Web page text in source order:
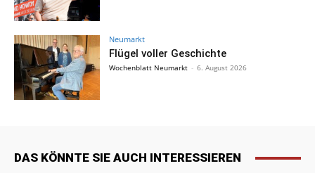
Neumarkt
Flügel voller Geschichte
Wochenblatt Neumarkt - 6. August 2026
DAS KÖNNTE SIE AUCH INTERESSIEREN